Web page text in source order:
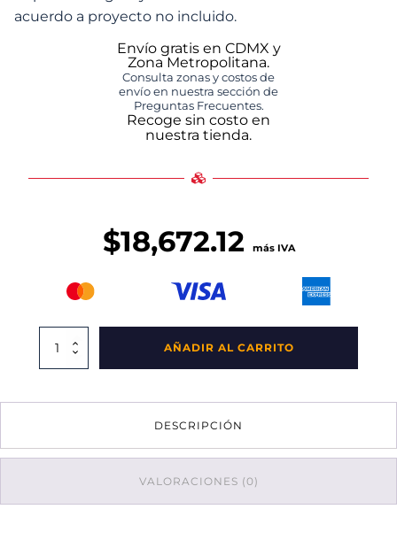
acuerdo a proyecto no incluido.
Envío gratis en CDMX y
Zona Metropolitana.
Consulta zonas y costos de
envío en nuestra sección de
Preguntas Frecuentes.
Recoge sin costo en
nuestra tienda.
$18,672.12 más IVA
Estacion
Línea
AÑADIR AL CARRITO
DESCRIPCIÓN
VALORACIONES (0)